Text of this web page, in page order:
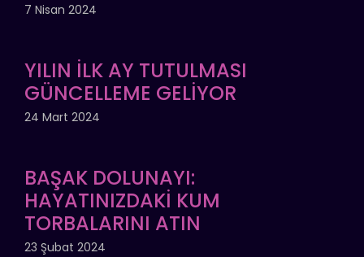
7 Nisan 2024
YILIN İLK AY TUTULMASI
GÜNCELLEME GELİYOR
24 Mart 2024
BAŞAK DOLUNAYI:
HAYATINIZDAKİ KUM
TORBALARINI ATIN
23 Şubat 2024